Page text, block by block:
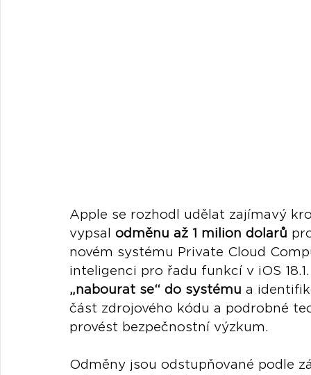
Apple se rozhodl udělat zajímavý
vypsal odměnu až 1 milion dolarů
novém systému Private Cloud
inteligenci pro řadu funkcí v iOS
„nabourat se“ do systému a
část zdrojového kódu a podrobné
provést bezpečnostní výzkum.
Odměny jsou odstupňované podle